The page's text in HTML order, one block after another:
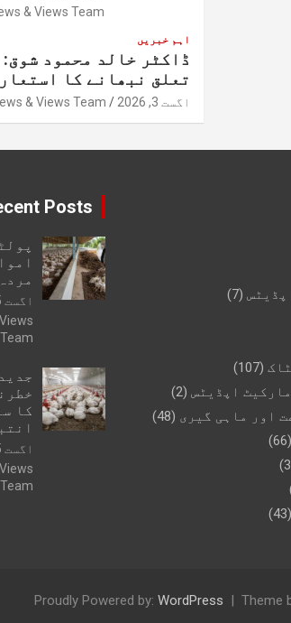
& Views Team
اہم خبریں
ڈاکٹر خالد محمود
تعلق نبھانے کا
اگست 3, 2026 & Views Team
(7)
(107)
اپڈیٹس (2)
اور ماہی گیری (48)
(66)
(43)
Posts
اگست 5, 2026
Team
کا
اگست 5, 2026
Team
Theme
Proudly Powered by: WordPress